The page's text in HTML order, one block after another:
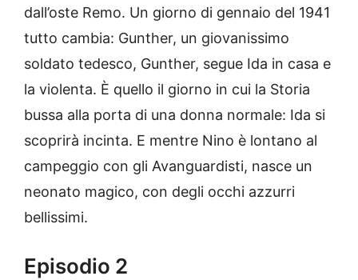
dall’oste Remo. Un giorno di gennaio del 1941
tutto cambia: Gunther, un giovanissimo
soldato tedesco, Gunther, segue Ida in casa e
la violenta. È quello il giorno in cui la Storia
bussa alla porta di una donna normale: Ida si
scoprirà incinta. E mentre Nino è lontano al
campeggio con gli Avanguardisti, nasce un
neonato magico, con degli occhi azzurri
bellissimi.
Episodio 2